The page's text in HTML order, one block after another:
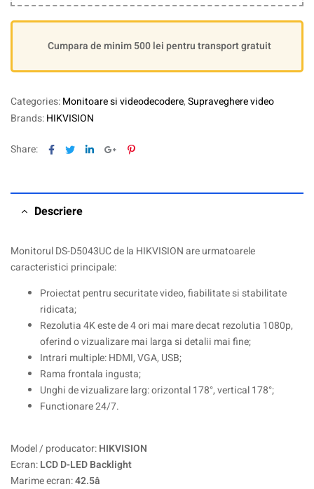
Cumpara de minim 500 lei pentru transport gratuit
Categories:Monitoare si videodecodere,Supraveghere video
Brands:HIKVISION
Share: Facebook
TwitterLinkedinGoogle+Pinterest
Descriere
Monitorul DS-D5043UC de la HIKVISION are urmatoarele
caracteristici principale:
Proiectat pentru securitate video, fiabilitate si stabilitate
ridicata;
Rezolutia 4K este de 4 ori mai mare decat rezolutia 1080p,
oferind o vizualizare mai larga si detalii mai fine;
Intrari multiple: HDMI, VGA, USB;
Rama frontala ingusta;
Unghi de vizualizare larg: orizontal 178°, vertical 178°;
Functionare 24/7.
Model / producator:HIKVISION
Ecran:LCD D-LED Backlight
Marime ecran:42.5â